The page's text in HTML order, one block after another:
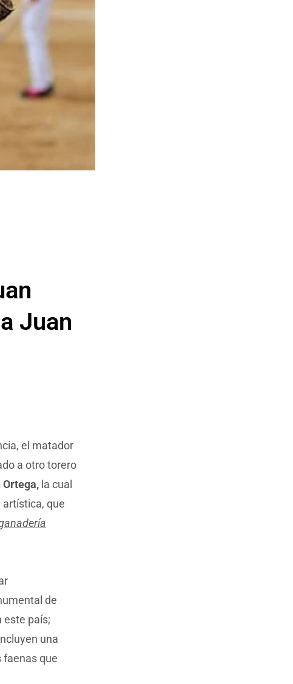
Juan
el matador
a otro torero
Ortega, la cual
que
de
este país;
una
faenas que